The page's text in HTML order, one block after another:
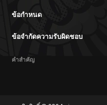
ข้อกำหนด
ข้อจำกัดความรับผิดชอบ
คำสำคัญ